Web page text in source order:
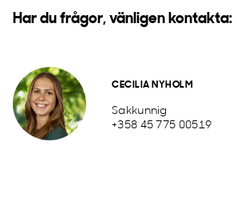
Har du frågor, vänligen kontakta:
CECILIA NYHOLM
Sakkunnig
+358 45 775 00519